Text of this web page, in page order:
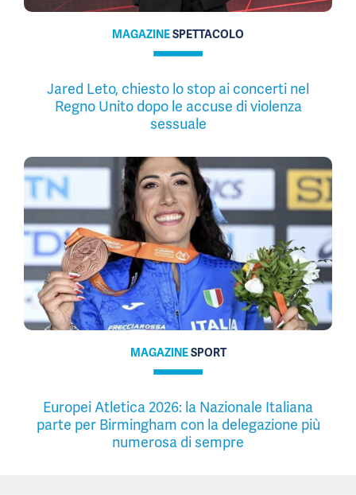
MAGAZINESPETTACOLO
Jared Leto, chiesto lo stop ai concerti nel
Regno Unito dopo le accuse di violenza
sessuale
MAGAZINESPORT
Europei Atletica 2026: la Nazionale Italiana
parte per Birmingham con la delegazione più
numerosa di sempre